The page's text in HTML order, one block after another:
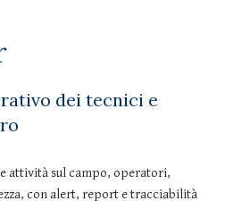
dei tecnici e
attività sul campo, operatori,
con alert, report e tracciabilità